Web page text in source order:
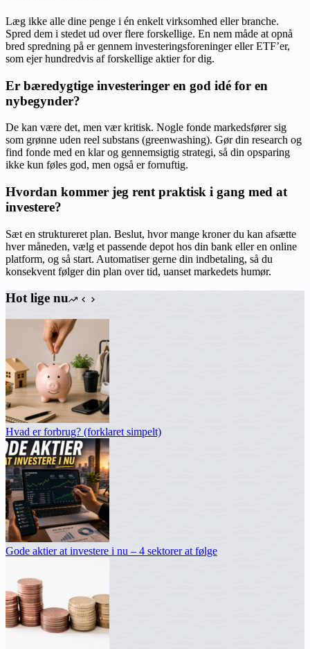
Læg ikke alle dine penge i én enkelt virksomhed eller branche.
Spred dem i stedet ud over flere forskellige. En nem måde at opnå
bred spredning på er gennem investeringsforeninger eller ETF’er,
som ejer hundredvis af forskellige aktier for dig.
Er bæredygtige investeringer en god idé for en
nybegynder?
De kan være det, men vær kritisk. Nogle fonde markedsfører sig
som grønne uden reel substans (greenwashing). Gør din research og
find fonde med en klar og gennemsigtig strategi, så din opsparing
ikke kun føles god, men også er fornuftig.
Hvordan kommer jeg rent praktisk i gang med at
investere?
Sæt en struktureret plan. Beslut, hvor mange kroner du kan afsætte
hver måneden, vælg et passende depot hos din bank eller en online
platform, og så start. Automatiser gerne din indbetaling, så du
konsekvent følger din plan over tid, uanset markedets humør.
Hot lige nu
Hvad er forbrug? (forklaret simpelt)
Gode aktier at investere i nu – 4 sektorer at følge